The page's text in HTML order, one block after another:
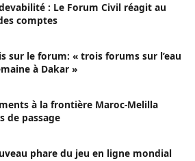
: Le Forum Civil réagit au
comptes
sur le forum: « trois forums sur l’eau
à Dakar »
à la frontière Maroc-Melilla
de passage
phare du jeu en ligne mondial